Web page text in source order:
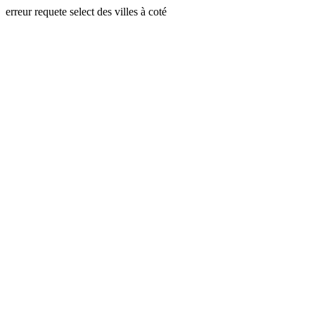
erreur requete select des villes à coté